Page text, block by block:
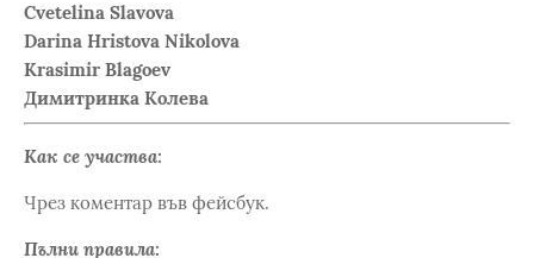
Cvetelina Slavova
Darina Hristova Nikolova
Krasimir Blagoev
Димитринка Колева
Как се участва:
Чрез коментар във фейсбук.
Пълни правила: